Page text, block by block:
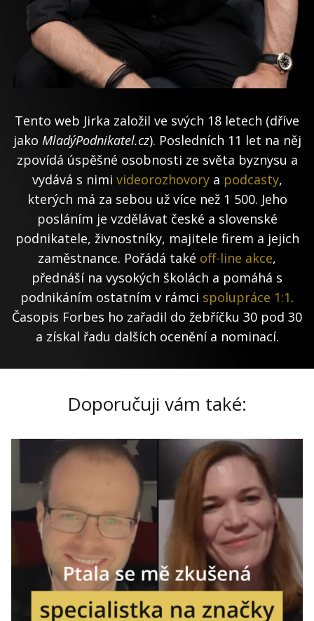
Tento web Jirka založil ve svých 18 letech (dříve
jako MladýPodnikatel.cz). Posledních 11 let na něj
zpovídá úspěšné osobnosti ze světa byznysu a
vydává s nimi videorozhovorya podcasty,
kterých má za sebou už více než 1 500. Jeho
posláním je vzdělávat české a slovenské
podnikatele, živnostníky, majitele firem a jejich
zaměstnance. Pořádá také off-line akce,
přednáší na vysokých školách a pomáhá s
podnikáním ostatním v rámci spolupráce 1:1.
Časopis Forbes ho zařadil do žebříčku 30 pod 30
a získal řadu dalších ocenění a nominací.
Doporučuji vám také: